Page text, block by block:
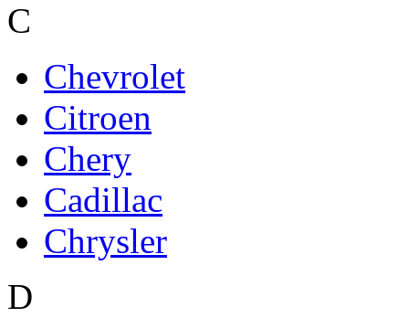
C
Chevrolet
Citroen
Chery
Cadillac
Chrysler
D